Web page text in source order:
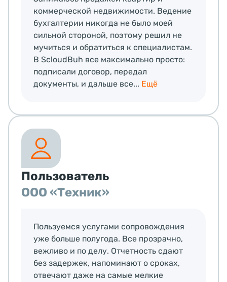
коммерческой недвижимости. Ведение
бухгалтерии никогда не было моей
сильной стороной, поэтому решил не
мучиться и обратиться к специалистам.
В ScloudBuh все максимально просто:
подписали договор, передал
документы, и дальше все... Ещё
Пользователь
ООО «Техник»
Пользуемся услугами сопровождения
уже больше полугода. Все прозрачно,
вежливо и по делу. Отчетность сдают
без задержек, напоминают о сроках,
отвечают даже на самые мелкие